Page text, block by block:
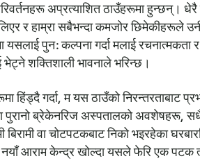
अप्रत्याशित ठाउँहरूमा हुन्छन्। धेरै
र हाम्रा सबैभन्दा कमजोर छिमेकीहरूले
यसलाई पुन: कल्पना गर्दा मलाई रचनात्मकता
भेट्ने शक्तिशाली भावनाले भरिन्छ।
गर्दा, म यस ठाउँको निरन्तरताबाट
पुरानो ब्रेकेनरिज अस्पतालको अवशेषहरू,
वा चोटपटकबाट निको भइरहेका
नयाँ आराम केन्द्र खोल्दा यसले फेरि एक पटक